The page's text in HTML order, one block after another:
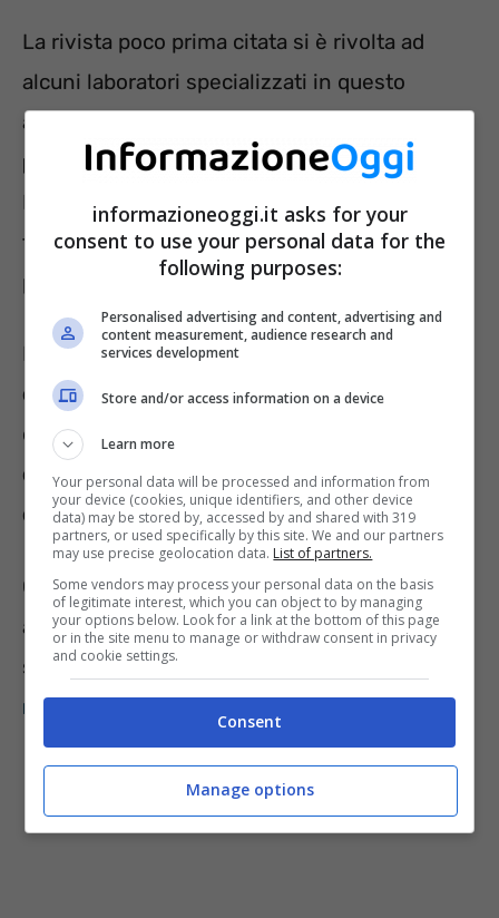
La rivista poco prima citata si è rivolta ad
alcuni laboratori specializzati in questo
ambito i quali hanno esaminato ben
prodottidi noci brasiliane già sgusciate.
Durante la fase di preparazione, era
fondamentale per gli esperti valutare la
presenza o meno di alcune sostanze.
Parliamo dellaRadio 226, della Radio 228,
del MOSHedel MOAH, che sono dei residui
degli oli minerali. E poi ancora del
del plastificante DEHP, del percloratoe
delle aflatossine, che derivano dalla muffa
Oltre a ciò, hanno preso in considerazione
anche la possibile presenza o meno di
sostanze benefiche, come
magnesio
informazioneoggi.it asks for your
consent to use your personal data for the
following purposes:
Personalised advertising and content, advertising and
content measurement, audience research and
services development
Store and/or access information on a device
Learn more
Your personal data will be processed and information from
your device (cookies, unique identifiers, and other device
data) may be stored by, accessed by and shared with 319
partners, or used specifically by this site. We and our partners
may use precise geolocation data. List of partners.
Some vendors may process your personal data on the basis
of legitimate interest, which you can object to by managing
your options below. Look for a link at the bottom of this page
or in the site menu to manage or withdraw consent in privacy
and cookie settings.
Consent
Manage options